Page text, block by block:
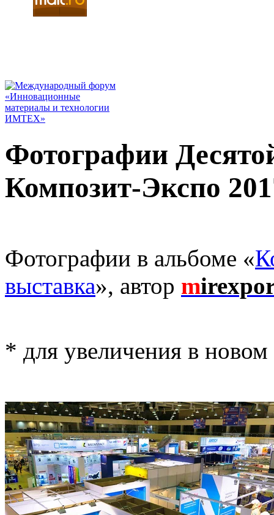
Фотографии
Композит-Экспо
Фотографии в альбоме «
выставка», автор m
* для увеличения в